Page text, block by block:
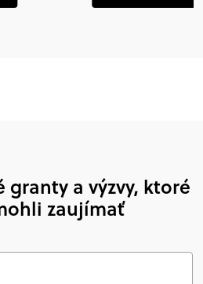
granty a výzvy, ktoré
zaujímať